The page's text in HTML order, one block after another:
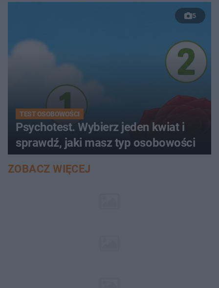
5
TEST OSOBOWOŚCI
Psychotest. Wybierz jeden kwiat i
sprawdź, jaki masz typ osobowości
ZOBACZ WIĘCEJ